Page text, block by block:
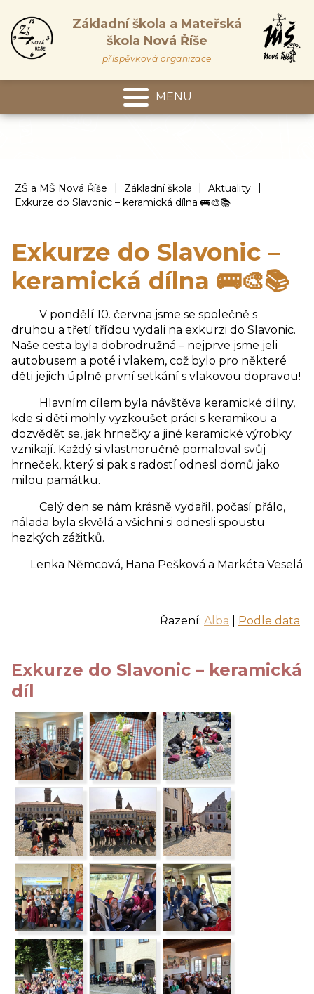
Základní škola a Mateřská
škola Nová Říše
příspěvková organizace
MENU
ZŠ a MŠ Nová Říše | Základní škola | Aktuality
|
Exkurze do Slavonic – keramická dílna 🚌🎨📚
Exkurze do Slavonic –
keramická dílna 🚌🎨📚
V pondělí 10. června jsme se společně s
druhou a třetí třídou vydali na exkurzi do Slavonic.
Naše cesta byla dobrodružná – nejprve jsme jeli
autobusem a poté i vlakem, což bylo pro některé
děti jejich úplně první setkání s vlakovou dopravou!
Hlavním cílem byla návštěva keramické dílny,
kde si děti mohly vyzkoušet práci s keramikou a
dozvědět se, jak hrnečky a jiné keramické výrobky
vznikají. Každý si vlastnoručně pomaloval svůj
hrneček, který si pak s radostí odnesl domů jako
milou památku.
Celý den se nám krásně vydařil, počasí přálo,
nálada byla skvělá a všichni si odnesli spoustu
hezkých zážitků.
Lenka Němcová, Hana Pešková a Markéta Veselá
Řazení: Alba Podle data
Exkurze do Slavonic – keramická
díl